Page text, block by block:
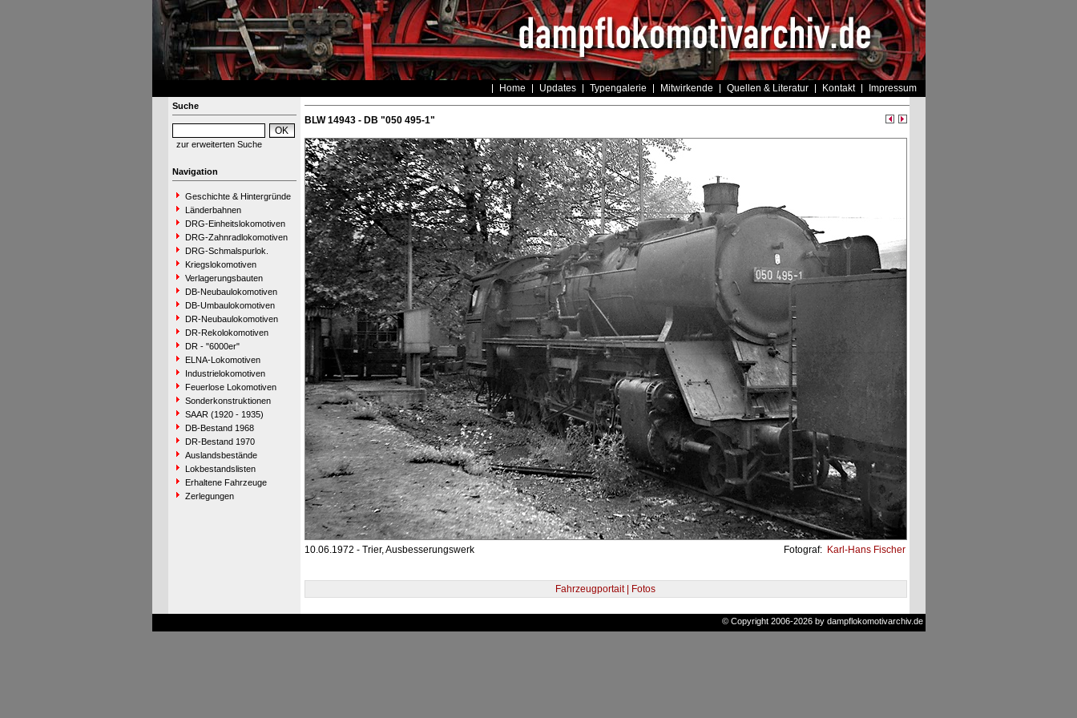
Home Updates Typengalerie Mitwirkende Quellen & Literatur Kontakt Impressum
Suche
zur erweiterten Suche
Navigation
Geschichte & Hintergründe
Länderbahnen
DRG-Einheitslokomotiven
DRG-Zahnradlokomotiven
DRG-Schmalspurlok.
Kriegslokomotiven
Verlagerungsbauten
DB-Neubaulokomotiven
DB-Umbaulokomotiven
DR-Neubaulokomotiven
DR-Rekolokomotiven
DR - "6000er"
ELNA-Lokomotiven
Industrielokomotiven
Feuerlose Lokomotiven
Sonderkonstruktionen
SAAR (1920 - 1935)
DB-Bestand 1968
DR-Bestand 1970
Auslandsbestände
Lokbestandslisten
Erhaltene Fahrzeuge
Zerlegungen
BLW 14943 - DB "050 495-1"
10.06.1972 - Trier, Ausbesserungswerk Fotograf: Karl-Hans Fischer
Fahrzeugportait | Fotos
© Copyright 2006-2026 by dampflokomotivarchiv.de